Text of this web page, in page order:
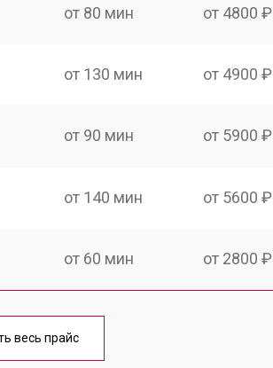
от 80 мин от 4800 ₽
от 130 мин от 4900 ₽
от 90 мин от 5900 ₽
от 140 мин от 5600 ₽
от 60 мин от 2800 ₽
от 150 мин
весь прайс